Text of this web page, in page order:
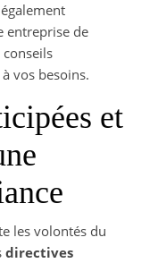
entreprise de
vos besoins.
et
les volontés du
directives